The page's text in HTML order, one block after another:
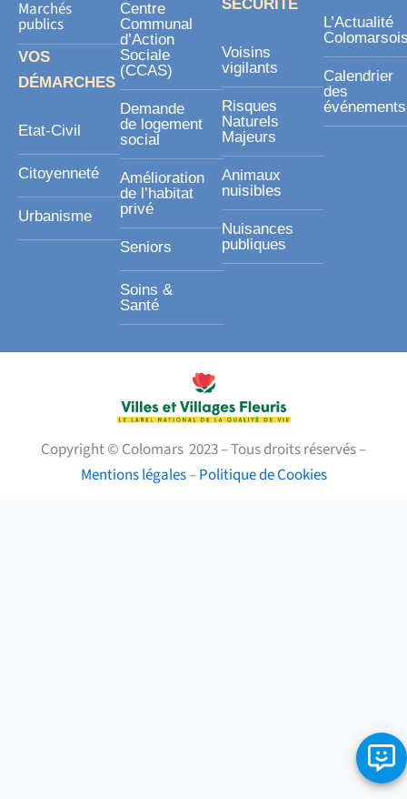
Marchés
publics
VOS
DÉMARCHES
Etat-Civil
Citoyenneté
Urbanisme
Centre
Communal
d’Action
Sociale
(CCAS)
Demande
de logement
social
Amélioration
de l’habitat
privé
Seniors
Soins &
Santé
SÉCURITÉ
Voisins
vigilants
Risques
Naturels
Majeurs
Animaux
nuisibles
Nuisances
publiques
L’Actualité
Calendrier
des
événements
Copyright © Colomars 2023 – Tous droits réservés –
Mentions légales–Politique de Cookies